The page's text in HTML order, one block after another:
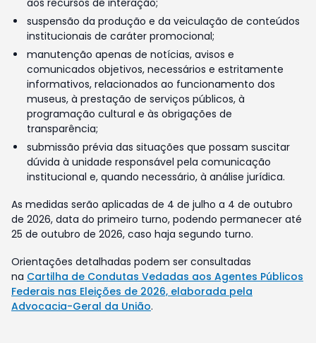
aos recursos de interação;
suspensão da produção e da veiculação de conteúdos
institucionais de caráter promocional;
manutenção apenas de notícias, avisos e
comunicados objetivos, necessários e estritamente
informativos, relacionados ao funcionamento dos
museus, à prestação de serviços públicos, à
programação cultural e às obrigações de
transparência;
submissão prévia das situações que possam suscitar
dúvida à unidade responsável pela comunicação
institucional e, quando necessário, à análise jurídica.
As medidas serão aplicadas de 4 de julho a 4 de outubro
de 2026, data do primeiro turno, podendo permanecer até
25 de outubro de 2026, caso haja segundo turno.
Orientações detalhadas podem ser consultadas
na Cartilha de Condutas Vedadas aos Agentes Públicos
Federais nas Eleições de 2026, elaborada pela
Advocacia-Geral da União.